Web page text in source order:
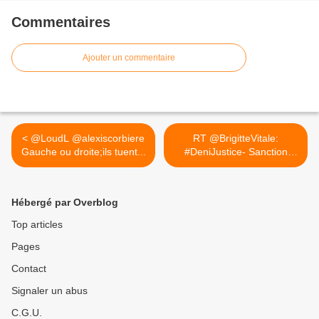
Commentaires
Ajouter un commentaire
< @LoudL @alexiscorbiere
Gauche ou droite;ils tuent...
RT @BrigitteVitale:
#DeniJustice- Sanction
pénale... >
Hébergé par Overblog
Top articles
Pages
Contact
Signaler un abus
C.G.U.